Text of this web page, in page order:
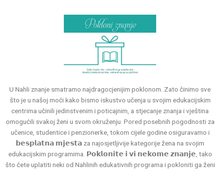
U Nahli znanje smatramo najdragocjenijim poklonom. Zato činimo sve
što je u našoj moći kako bismo iskustvo učenja u svojim edukacijskim
centrima učinili jedinstvenim i poticajnim, a stjecanje znanja i vještina
omogućili svakoj ženi u svom okruženju. Pored posebnih pogodnosti za
učenice, studentice i penzionerke, tokom cijele godine osiguravamo i
𝗯𝗲𝘀𝗽𝗹𝗮𝘁𝗻𝗮 𝗺𝗷𝗲𝘀𝘁𝗮 za najosjetljivije kategorije žena na svojim
edukacijskim programima. 𝗣𝗼𝗸𝗹𝗼𝗻𝗶𝘁𝗲 𝗶 𝘃𝗶 𝗻𝗲𝗸𝗼𝗺𝗲 𝘇𝗻𝗮𝗻𝗷𝗲, tako
što ćete uplatiti neki od Nahlinih edukativnih programa i pokloniti ga ženi